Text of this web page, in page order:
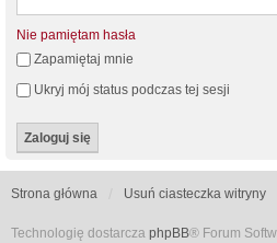
Nie pamiętam hasła
Zapamiętaj mnie
Ukryj mój status podczas tej sesji
Strona główna Usuń ciasteczka witryny
Technologię dostarcza phpBB® Forum